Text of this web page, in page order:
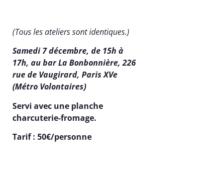
(Tous les ateliers sont identiques.)
Samedi 7 décembre, de 15h à
17h, au bar La Bonbonnière, 226
rue de Vaugirard, Paris XVe
(Métro Volontaires)
Servi avec une planche
charcuterie-fromage.
Tarif : 50€/personne